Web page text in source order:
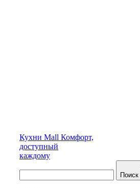
Кухни Mall Комфорт,
доступный
каждому
Поиск